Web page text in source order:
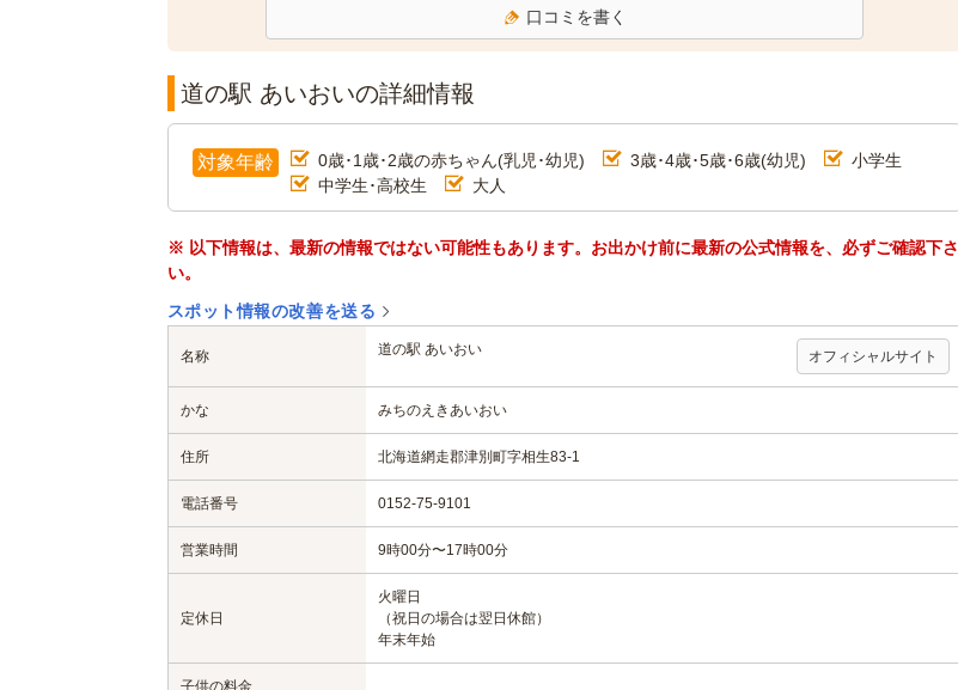
口コミを書く
道の駅 あいおいの詳細情報
対象年齢 0歳･1歳･2歳の赤ちゃん(乳児･幼児) 3歳･4歳･5歳･6歳(幼児)
小学生
中学生･高校生
大人
※ 以下情報は、最新の情報ではない可能性もあります。お出かけ前に最新の公式情報を、必ずご確認下さ
い。
スポット情報の改善を送る
名称 道の駅 あいおい オフィシャルサイト
かな みちのえきあいおい
住所 北海道網走郡津別町字相生83-1
電話番号 0152-75-9101
営業時間 9時00分〜17時00分
定休日
火曜日
（祝日の場合は翌日休館）
年末年始
子供の料金